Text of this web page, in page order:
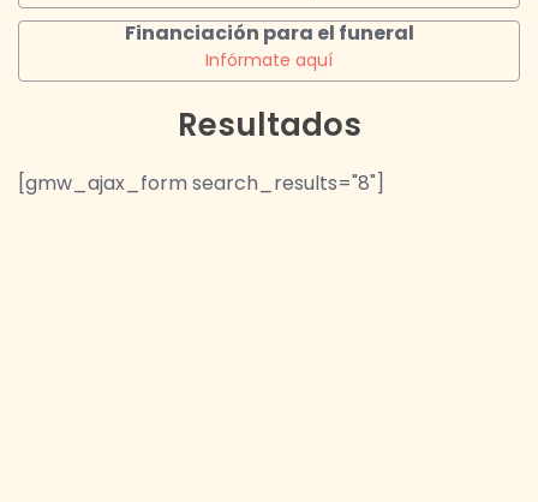
Financiación para el funeral
Infórmate aquí
Resultados
[gmw_ajax_form search_results="8"]